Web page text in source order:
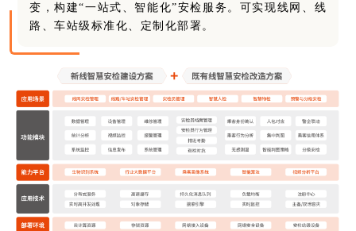
变，构建“一站式、智能化”安检服务。可实现线网、线
路、车站级标准化、定制化部署。